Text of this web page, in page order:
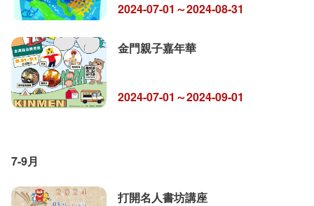
2024-07-01～2024-08-31
金門親子嘉年華
2024-07-01～2024-09-01
7-9月
打開名人書坊講座